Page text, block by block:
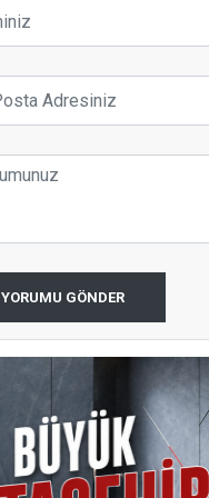
YORUMU GÖNDER